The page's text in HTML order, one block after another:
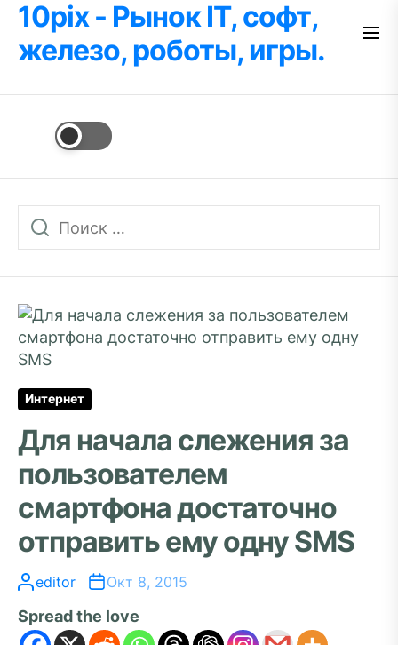
Перейти
содержимому
10pix - Рынок IT, софт,
железо, роботы, игры.
Интернет
Для начала слежения за
пользователем
смартфона достаточно
отправить ему одну SMS
editor Окт 8, 2015
Spread the love